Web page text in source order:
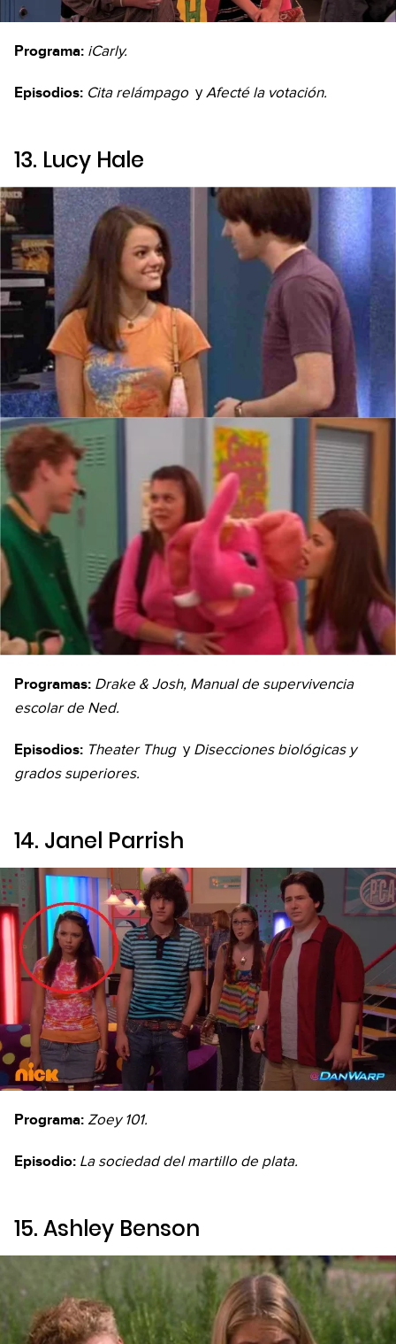
Programa: iCarly.
Episodios: Cita relámpago yAfecté la votación.
13. Lucy Hale
Programas: Drake & Josh, Manual de supervivencia
escolar de Ned.
Episodios: Theater Thug yDisecciones biológicas y
grados superiores.
14. Janel Parrish
Programa: Zoey 101.
Episodio: La sociedad del martillo de plata.
15. Ashley Benson